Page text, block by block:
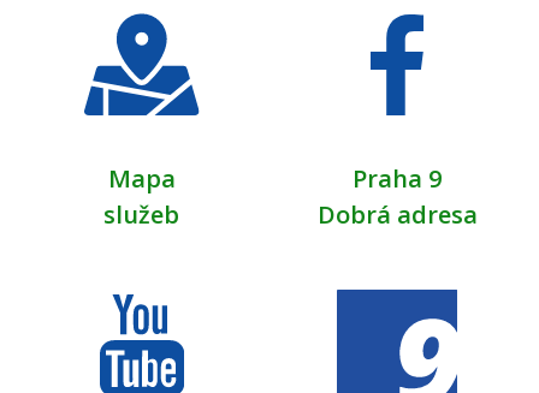
Mapa
služeb
Praha 9
Dobrá adresa